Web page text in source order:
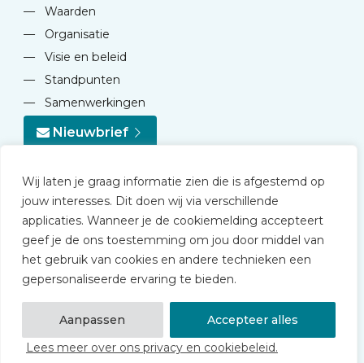
Wij laten je graag informatie zien die is afgestemd op
jouw interesses. Dit doen wij via verschillende
applicaties. Wanneer je de cookiemelding accepteert
geef je de ons toestemming om jou door middel van
het gebruik van cookies en andere technieken een
gepersonaliseerde ervaring te bieden.
Aanpassen
Accepteer alles
Lees meer over ons privacy en cookiebeleid.
—
Waarden
—
Organisatie
—
Visie en beleid
—
Standpunten
—
Samenwerkingen
Nieuwbrief
© 2026 NVD
Privacy statement
Disclaimer